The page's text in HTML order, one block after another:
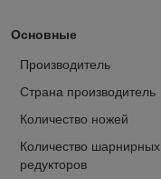
Основные
Производитель
Страна производитель
Количество ножей
Количество шарнирных
редукторов